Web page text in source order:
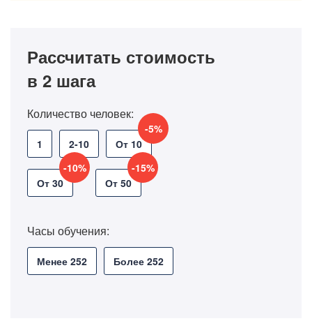
Рассчитать стоимость
в 2 шага
Количество человек:
1 2-10 От 10
-5%
От 30
-10%
От 50
-15%
Часы обучения:
Менее 252 Более 252